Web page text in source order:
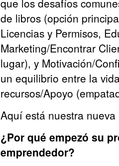
que los desafíos
de libros (opción
Licencias y Permisos,
Marketing/Encontrar
lugar), y Motivación/
un equilibrio entre la
recursos/Apoyo
Aquí está nuestra
¿Por qué empezó su
emprendedor?